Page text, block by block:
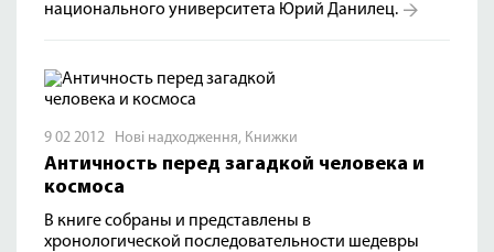
национального университета Юрий Данилец.
9 02 2012 Нові надходження, Книжки
Античность перед загадкой человека и
космоса
В книге собраны и представлены в
хронологической последовательности шедевры